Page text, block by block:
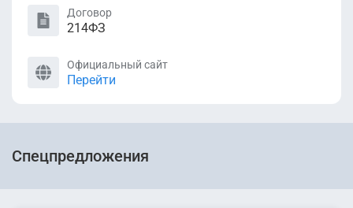
Договор
214ФЗ
Официальный сайт
Перейти
Спецпредложения